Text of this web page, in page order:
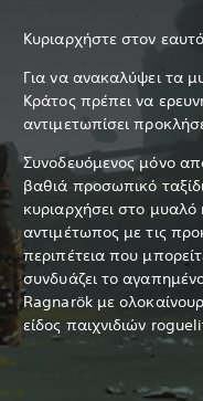
Κυριαρχήστε στον
Για να ανακαλύψει τα
Κράτος πρέπει να
αντιμετωπίσει
Συνοδευόμενος μόνο
βαθιά προσωπικό
κυριαρχήσει στο
αντιμέτωπος με τις
περιπέτεια που
συνδυάζει το
Ragnarök με
είδος παιχνιδιών